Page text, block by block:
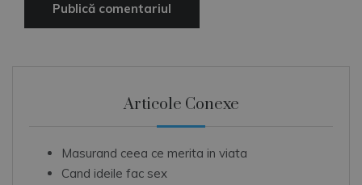
Articole Conexe
Masurand ceea ce merita in viata
Cand ideile fac sex